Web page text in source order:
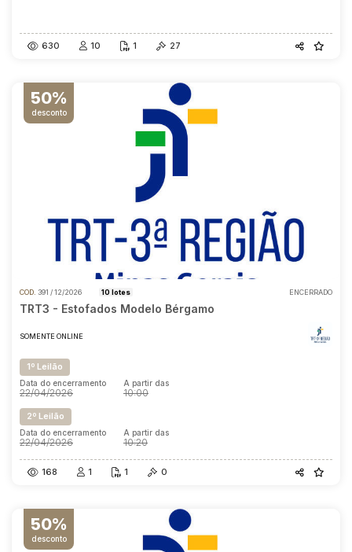
630 10 1 27
50%
desconto
COD. 391 / 12/2026 10 lotes ENCERRADO
TRT3 - Estofados Modelo Bérgamo
SOMENTE ONLINE
1º Leilão
Data do encerramento
22/04/2026
A partir das
10:00
2º Leilão
Data do encerramento
22/04/2026
A partir das
10:20
168 1 1 0
50%
desconto